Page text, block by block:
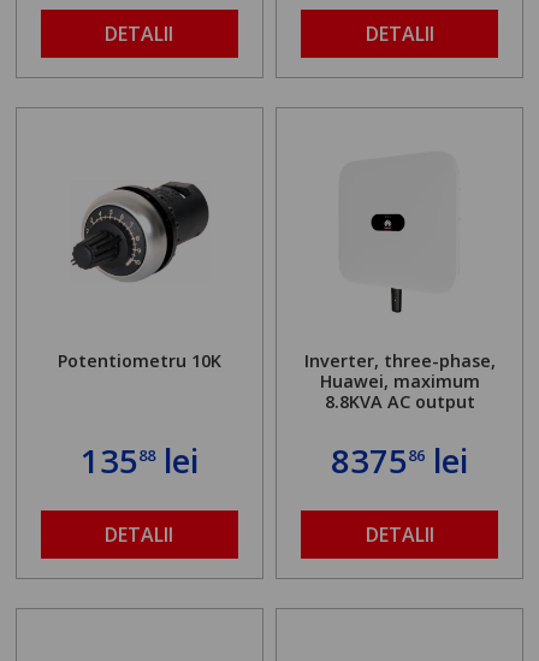
DETALII DETALII
Potentiometru 10K
13588lei
DETALII
Inverter, three-phase,
Huawei, maximum
8.8KVA AC output
837586 lei
DETALII